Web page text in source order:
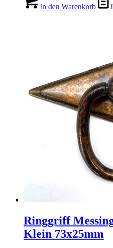
In den Warenkorb
Ringgriff
Klein 73x25mm